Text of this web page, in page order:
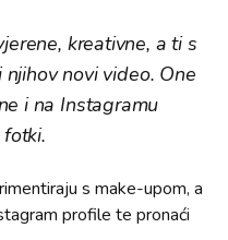
kreativne, a ti s
novi video. One
i na Instagramu
s make-upom, a
profile te pronaći